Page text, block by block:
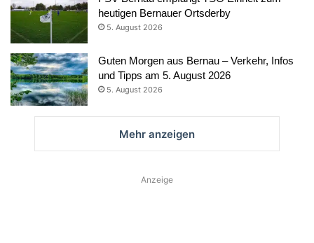
heutigen Bernauer Ortsderby
5. August 2026
Guten Morgen aus Bernau – Verkehr, Infos
und Tipps am 5. August 2026
5. August 2026
Mehr anzeigen
Anzeige